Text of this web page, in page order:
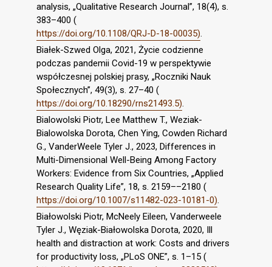
analysis, „Qualitative Research Journal”, 18(4), s.
383–400 (
https://doi.org/10.1108/QRJ-D-18-00035).
Białek-Szwed Olga, 2021, Życie codzienne
podczas pandemii Covid-19 w perspektywie
współczesnej polskiej prasy, „Roczniki Nauk
Społecznych”, 49(3), s. 27–40 (
https://doi.org/10.18290/rns21493.5).
Bialowolski Piotr, Lee Matthew T., Weziak-
Bialowolska Dorota, Chen Ying, Cowden Richard
G., VanderWeele Tyler J., 2023, Differences in
Multi-Dimensional Well-Being Among Factory
Workers: Evidence from Six Countries, „Applied
Research Quality Life”, 18, s. 2159––2180 (
https://doi.org/10.1007/s11482-023-10181-0).
Białowolski Piotr, McNeely Eileen, Vanderweele
Tyler J., Węziak-Białowolska Dorota, 2020, Ill
health and distraction at work: Costs and drivers
for productivity loss, „PLoS ONE”, s. 1–15 (